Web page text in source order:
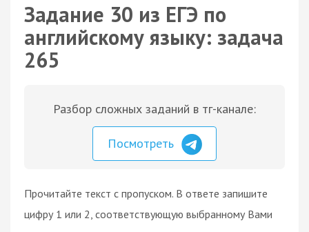
Задание 30 из ЕГЭ по
английскому языку: задача
265
Разбор сложных заданий в тг-канале:
Посмотреть
Прочитайте текст с пропуском. В ответе запишите
цифру 1 или 2, соответствующую выбранному Вами